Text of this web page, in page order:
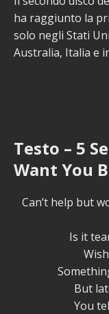
ha raggiunto la
solo negli Stati
Australia, Italia e
Testo – 5
Want You
Can’t help but
Is it
But
You